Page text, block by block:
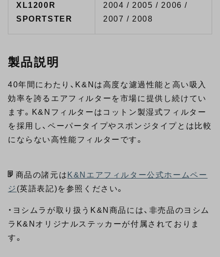
XL1200R
SPORTSTER
2004 / 2005 / 2006 /
2007 / 2008
製品説明
40年間にわたり、K&Nは高度な濾過性能と高い吸入
効率を誇るエアフィルターを市場に提供し続けてい
ます。K&Nフィルターはコットン製湿式フィルター
を採用し、ペーパータイプやスポンジタイプとは比較
にならない高性能フィルターです。
商品の諸元は K&Nエアフィルター公式ホームペー
ジ (英語表記)を参照ください。
・ヨシムラが取り扱うK&N商品には、非売品のヨシム
ラK&Nオリジナルステッカーが付属されておりま
す。